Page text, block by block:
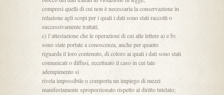
compresi quelli di cui non è necessaria la conservazione in
relazione agli scopi per i quali i dati sono stati raccolti o
successivamente trattati;
c) l’attestazione che le operazioni di cui alle lettere a) e b)
sono state portate a conoscenza, anche per quanto
riguarda il loro contenuto, di coloro ai quali i dati sono stati
comunicati o diffusi, eccettuato il caso in cui tale
adempimento si
rivela impossibile o comporta un impiego di mezzi
manifestamente sproporzionato rispetto al diritto tutelato;